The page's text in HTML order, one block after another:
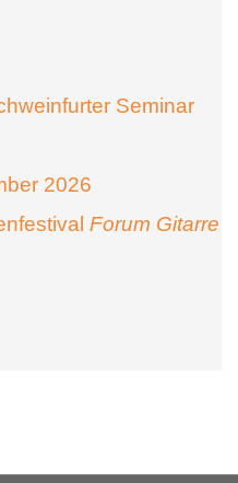
Seminar
2026
Forum Gitarre